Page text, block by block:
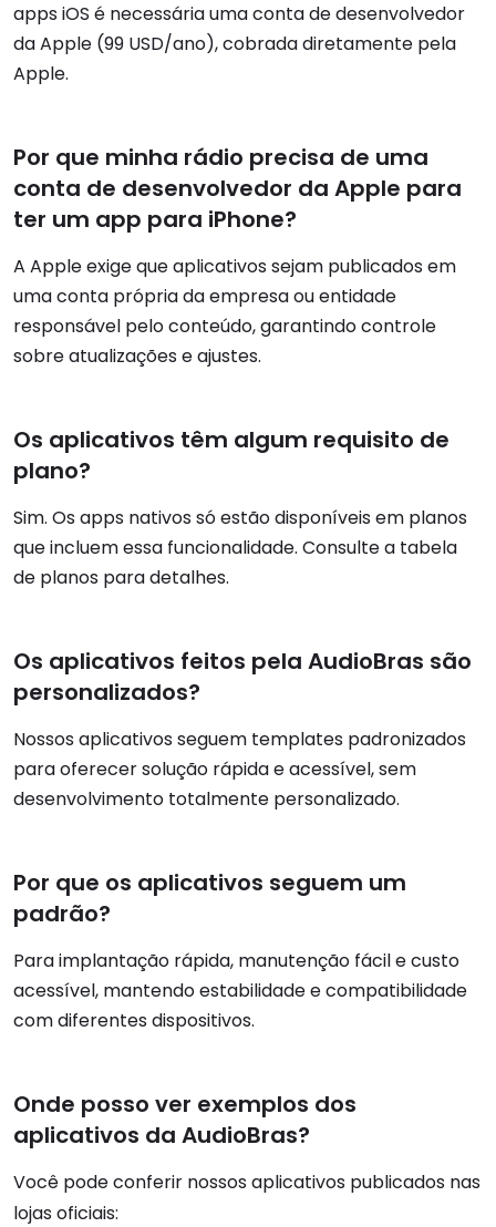
apps iOS é necessária uma conta de desenvolvedor
da Apple (99 USD/ano), cobrada diretamente pela
Apple.
Por que minha rádio precisa de uma
conta de desenvolvedor da Apple para
ter um app para iPhone?
A Apple exige que aplicativos sejam publicados em
uma conta própria da empresa ou entidade
responsável pelo conteúdo, garantindo controle
sobre atualizações e ajustes.
Os aplicativos têm algum requisito de
plano?
Sim. Os apps nativos só estão disponíveis em planos
que incluem essa funcionalidade. Consulte a tabela
de planos para detalhes.
Os aplicativos feitos pela AudioBras são
personalizados?
Nossos aplicativos seguem templates padronizados
para oferecer solução rápida e acessível, sem
desenvolvimento totalmente personalizado.
Por que os aplicativos seguem um
padrão?
Para implantação rápida, manutenção fácil e custo
acessível, mantendo estabilidade e compatibilidade
com diferentes dispositivos.
Onde posso ver exemplos dos
aplicativos da AudioBras?
Você pode conferir nossos aplicativos publicados nas
lojas oficiais: